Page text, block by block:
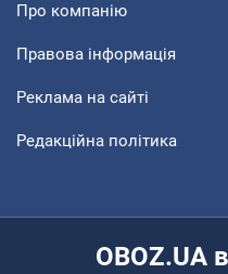
Про компанію
Правова інформація
Реклама на сайті
Редакційна політика
OBOZ.UA